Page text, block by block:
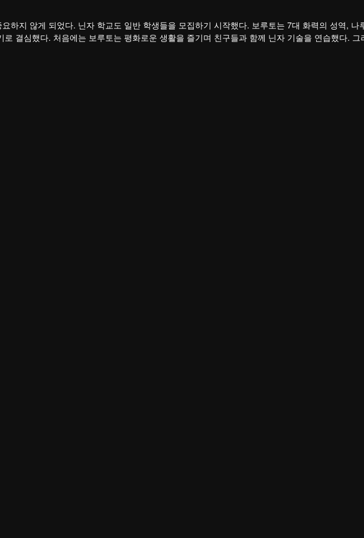
하지 않게 되었다. 닌자 학교도 일반 학생들을 모집하기 시작했다. 보루토는 7대 화력의 성역, 나
결심했다. 처음에는 보루토는 평화로운 생활을 즐기며 친구들과 함께 닌자 기술을 연습했다. 그
활동을 시작하고, 그들의 목표는 닌자 세계를 파괴하고 무력 균형을 재구축하는 것이었다. 이렇
고 있던 보루토는 결국 싸움에 참여하기로 결심했다. 생사의 기로에서 보루토의 닌자 기술과 전투